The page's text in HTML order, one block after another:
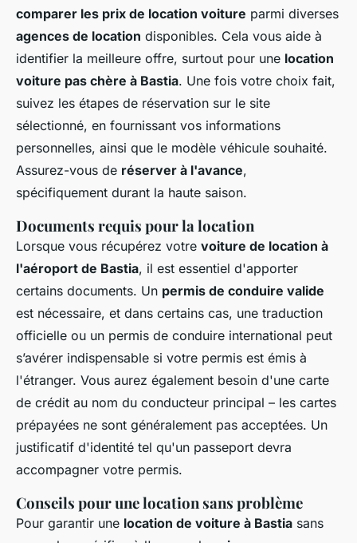
comparer les prix de location voiture parmi diverses
agences de location disponibles. Cela vous aide à
identifier la meilleure offre, surtout pour une location
voiture pas chère à Bastia. Une fois votre choix fait,
suivez les étapes de réservation sur le site
sélectionné, en fournissant vos informations
personnelles, ainsi que le modèle véhicule souhaité.
Assurez-vous de réserver à l'avance,
spécifiquement durant la haute saison.
Documents requis pour la location
Lorsque vous récupérez votre voiture de location à
l'aéroport de Bastia, il est essentiel d'apporter
certains documents. Un permis de conduire valide
est nécessaire, et dans certains cas, une traduction
officielle ou un permis de conduire international peut
s’avérer indispensable si votre permis est émis à
l'étranger. Vous aurez également besoin d'une carte
de crédit au nom du conducteur principal – les cartes
prépayées ne sont généralement pas acceptées. Un
justificatif d'identité tel qu'un passeport devra
accompagner votre permis.
Conseils pour une location sans problème
Pour garantir une location de voiture à Bastia sans